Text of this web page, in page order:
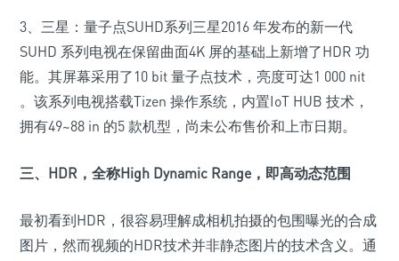
3、三星：量子点SUHD系列三星2016 年发布的新一代
SUHD 系列电视在保留曲面4K 屏的基础上新增了HDR 功
能。其屏幕采用了10 bit 量子点技术，亮度可达1 000 nit
。该系列电视搭载Tizen 操作系统，内置IoT HUB 技术，
拥有49~88 in 的5 款机型，尚未公布售价和上市日期。
三、HDR，全称High Dynamic Range，即高动态范围
最初看到HDR，很容易理解成相机拍摄的包围曝光的合成
图片，然而视频的HDR技术并非静态图片的技术含义。通